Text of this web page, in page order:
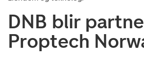
DNB blir
Proptech